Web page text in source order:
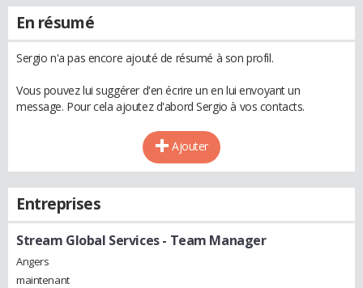
En résumé
Sergio n'a pas encore ajouté de résumé à son profil.
Vous pouvez lui suggérer d'en écrire un en lui envoyant un
message. Pour cela ajoutez d'abord Sergio à vos contacts.
Ajouter
Entreprises
Stream Global Services- Team Manager
Angers
maintenant